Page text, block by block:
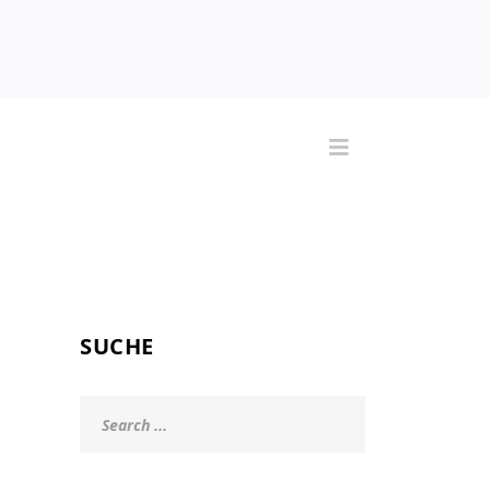
SUCHE